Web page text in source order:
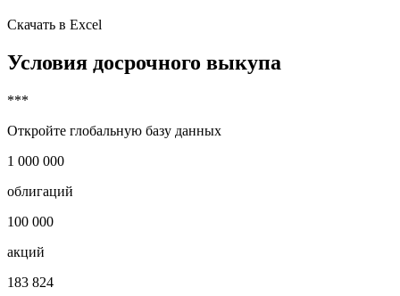
Скачать в Excel
Условия досрочного выкупа
***
Откройте глобальную базу данных
1 000 000
облигаций
100 000
акций
183 824